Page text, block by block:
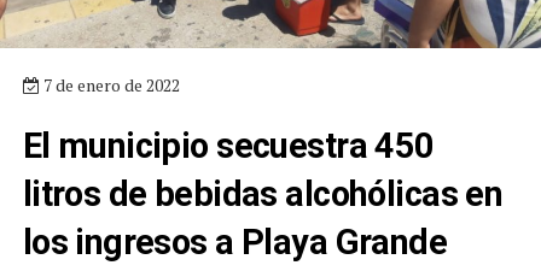
7 de enero de 2022
El municipio secuestra 450
litros de bebidas alcohólicas en
los ingresos a Playa Grande